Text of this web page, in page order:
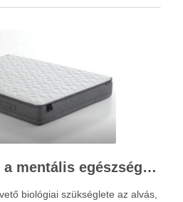
speciális alakzatjuknak és
Az alvás szerepe a mentális egészségben: Hogyan segíthet egy jó matrac?
biológiai szükséglete az alvás,